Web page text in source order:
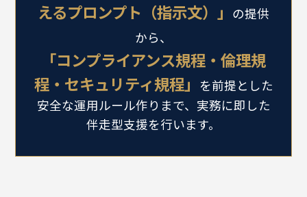
えるプロンプト（指示文）」 の提供
から、
「コンプライアンス規程・倫理規
程・セキュリティ規程」
を前提とした
安全な運用ルール作りまで、実務に即した
伴走型支援を行います。